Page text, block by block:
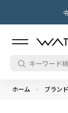
ホーム ブラン